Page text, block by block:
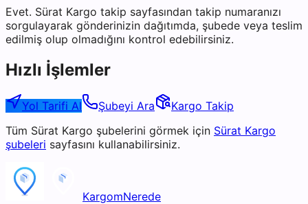
Evet. Sürat Kargo takip sayfasından takip numaranızı
sorgulayarak gönderinizin dağıtımda, şubede veya teslim
edilmiş olup olmadığını kontrol edebilirsiniz.
Hızlı İşlemler
Yol Tarifi Al Şubeyi Ara
Kargo Takip
Tüm Sürat Kargo şubelerini görmek için Sürat Kargo
şubeleri sayfasını kullanabilirsiniz.
KargomNerede